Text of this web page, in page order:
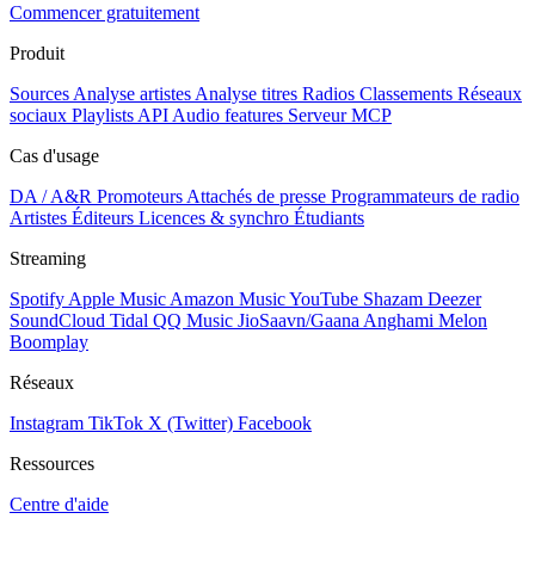
Commencer gratuitement
Produit
Sources Analyse artistes Analyse titres Radios Classements Réseaux
sociaux Playlists API Audio features Serveur MCP
Cas d'usage
DA / A&R Promoteurs Attachés de presse Programmateurs de radio
Artistes Éditeurs Licences & synchro Étudiants
Streaming
Spotify Apple Music Amazon MusicYouTube Shazam Deezer
SoundCloud Tidal QQ Music JioSaavn/Gaana Anghami Melon
Boomplay
Réseaux
Instagram TikTok X (Twitter) Facebook
Ressources
Centre d'aide